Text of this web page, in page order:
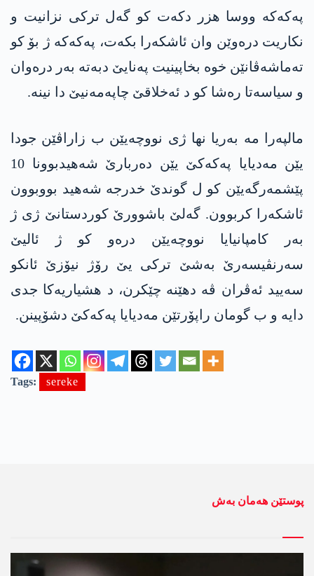
پەکەکە ووسا هزر دکەت کو گەل ترکی نزانیت و
نکاریت درەوێن وان ئاشکەرا بکەت، پەکەکە ژ بۆ کو
تەماشەڤانێن خوە بخاپینیت پەنایێ دبەتە بەر درەوان
و سیاسەتا رەشا کو د ئەخلاقێ چاپەمەنیێ دا نینە.
مالپەرا مە بەریا نھا ژی نووچەیێن ب زاراڤێن جودا
یێن مەدیایا پەکەکێ یێن دەربارێ شەهیدبوونا 10
پێشمەرگەیێن کو ل گوندێ خدرجە شەھید بووبوون
ئاشکەرا کربوون. گەلێ باشوورێ کوردستانێ ژی ژ
بەر کامپانیایا نووچەیێن درەو کو ژ ئالیێ
سەرنڤیسەرێ بەشێ ترکی یێ رۆژ نیۆزێ ئانکو
سەیید ئەڤران ڤە دهێنە چێکرن، د ھشیاریەکا جدی
دایە و ب گومان راپۆرتێن مەدیایا پەکەکێ دشۆپینن.
Tags: sereke
پوستێن ھەمان بەش